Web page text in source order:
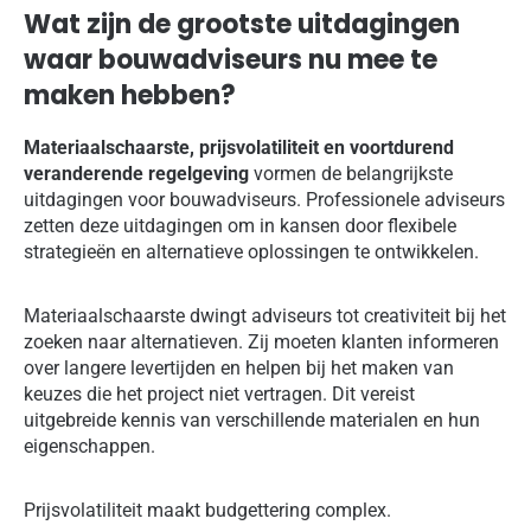
Wat zijn de grootste uitdagingen
waar bouwadviseurs nu mee te
maken hebben?
Materiaalschaarste, prijsvolatiliteit en voortdurend
veranderende regelgeving vormen de belangrijkste
uitdagingen voor bouwadviseurs. Professionele adviseurs
zetten deze uitdagingen om in kansen door flexibele
strategieën en alternatieve oplossingen te ontwikkelen.
Materiaalschaarste dwingt adviseurs tot creativiteit bij het
zoeken naar alternatieven. Zij moeten klanten informeren
over langere levertijden en helpen bij het maken van
keuzes die het project niet vertragen. Dit vereist
uitgebreide kennis van verschillende materialen en hun
eigenschappen.
Prijsvolatiliteit maakt budgettering complex.